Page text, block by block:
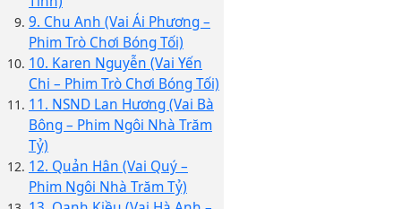
9. Chu Anh (Vai Ái Phương –
Phim Trò Chơi Bóng Tối)
10. Karen Nguyễn (Vai Yến
Chi – Phim Trò Chơi Bóng Tối)
11. NSND Lan Hương (Vai Bà
Bông – Phim Ngôi Nhà Trăm
Tỷ)
12. Quản Hân (Vai Quý –
Phim Ngôi Nhà Trăm Tỷ)